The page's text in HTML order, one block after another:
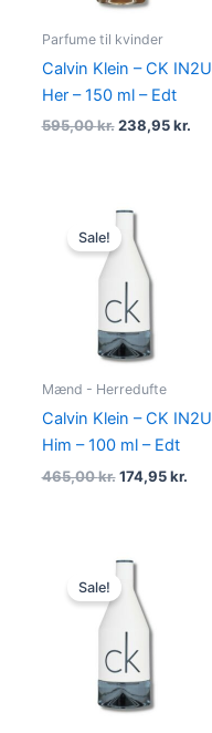
Parfume til kvinder
Calvin Klein – CK IN2U
Her – 150 ml – Edt
595,00kr. 238,95kr.
Sale!
Mænd - Herredufte
Calvin Klein – CK IN2U
Him – 100 ml – Edt
465,00kr.
Original
price
was:
465,00 kr..
174,95kr.
Sale!
Original
price
was:
350,00 kr..